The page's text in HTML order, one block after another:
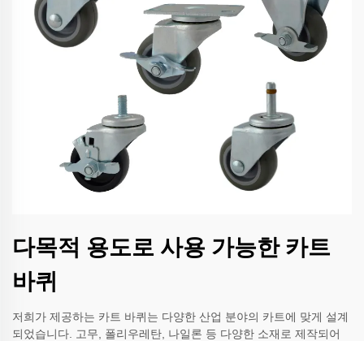
다목적 용도로 사용 가능한 카트
바퀴
저희가 제공하는 카트 바퀴는 다양한 산업 분야의 카트에 맞게 설계
되었습니다. 고무, 폴리우레탄, 나일론 등 다양한 소재로 제작되어